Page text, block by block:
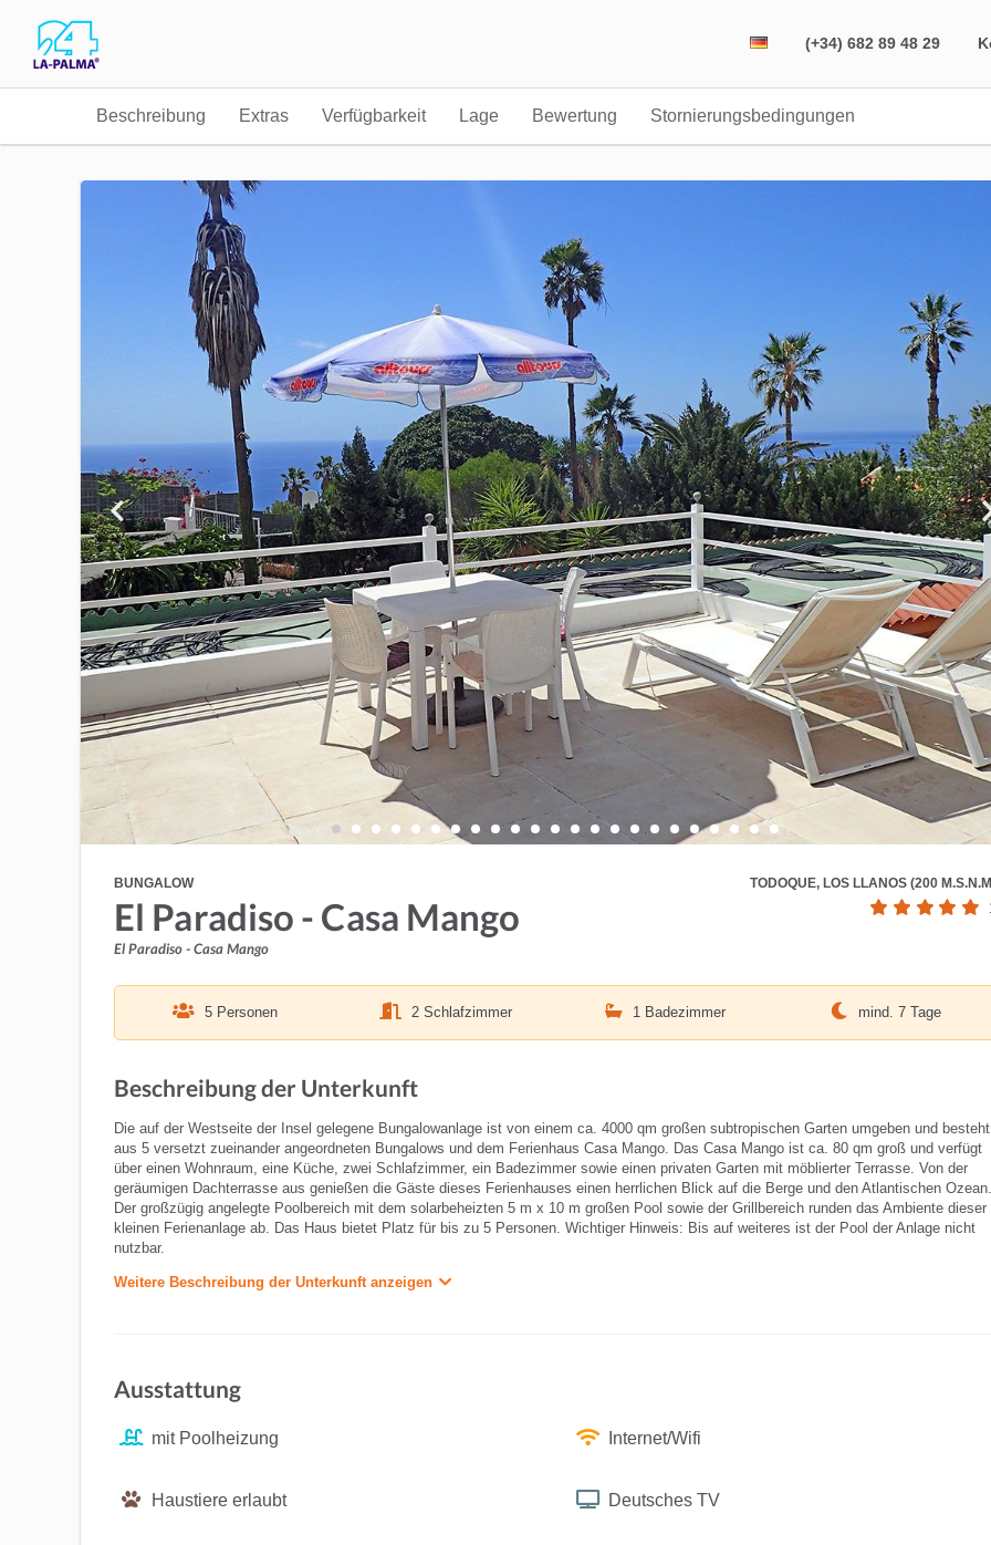
(+34) 682 89 48 29
Beschreibung Extras Verfügbarkeit Lage Bewertung Stornierungsbedingungen
BUNGALOW TODOQUE, LOS LLANOS (200
El Paradiso - Casa Mango
El Paradiso - Casa Mango
5 Personen 2 Schlafzimmer 1 Badezimmer mind. 7 Tage
Beschreibung der Unterkunft
Die auf der Westseite der Insel gelegene Bungalowanlage ist von einem ca. 4000 qm großen subtropischen Garten umgeben und besteht
aus 5 versetzt zueinander angeordneten Bungalows und dem Ferienhaus Casa Mango. Das Casa Mango ist ca. 80 qm groß und verfügt
über einen Wohnraum, eine Küche, zwei Schlafzimmer, ein Badezimmer sowie einen privaten Garten mit möblierter Terrasse. Von der
geräumigen Dachterrasse aus genießen die Gäste dieses Ferienhauses einen herrlichen Blick auf die Berge und den Atlantischen Ozean.
Der großzügig angelegte Poolbereich mit dem solarbeheizten 5 m x 10 m großen Pool sowie der Grillbereich runden das Ambiente dieser
kleinen Ferienanlage ab. Das Haus bietet Platz für bis zu 5 Personen. Wichtiger Hinweis: Bis auf weiteres ist der Pool der Anlage nicht
nutzbar.
Weitere Beschreibung der Unterkunft anzeigen
Ausstattung
mit Poolheizung Internet/Wifi
Haustiere erlaubt Deutsches TV